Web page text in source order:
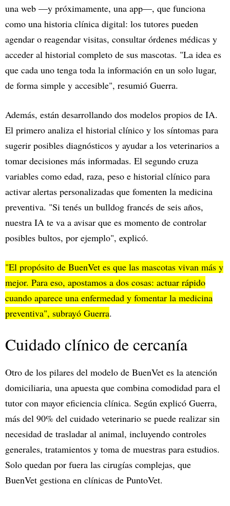
una web —y próximamente, una app—, que funciona
como una historia clínica digital: los tutores pueden
agendar o reagendar visitas, consultar órdenes médicas y
acceder al historial completo de sus mascotas. "La idea es
que cada uno tenga toda la información en un solo lugar,
de forma simple y accesible", resumió Guerra.
Además, están desarrollando dos modelos propios de IA.
El primero analiza el historial clínico y los síntomas para
sugerir posibles diagnósticos y ayudar a los veterinarios a
tomar decisiones más informadas. El segundo cruza
variables como edad, raza, peso e historial clínico para
activar alertas personalizadas que fomenten la medicina
preventiva. "Si tenés un bulldog francés de seis años,
nuestra IA te va a avisar que es momento de controlar
posibles bultos, por ejemplo", explicó.
"El propósito de BuenVet es que las mascotas vivan más y
mejor. Para eso, apostamos a dos cosas: actuar rápido
cuando aparece una enfermedad y fomentar la medicina
preventiva", subrayó Guerra.
Cuidado clínico de cercanía
Otro de los pilares del modelo de BuenVet es la atención
domiciliaria, una apuesta que combina comodidad para el
tutor con mayor eficiencia clínica. Según explicó Guerra,
más del 90% del cuidado veterinario se puede realizar sin
necesidad de trasladar al animal, incluyendo controles
generales, tratamientos y toma de muestras para estudios.
Solo quedan por fuera las cirugías complejas, que
BuenVet gestiona en clínicas de PuntoVet.